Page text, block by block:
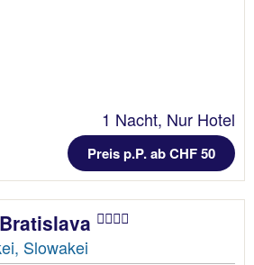
1 Nacht, Nur Hotel
Preis p.P. ab CHF 50
Slowakei